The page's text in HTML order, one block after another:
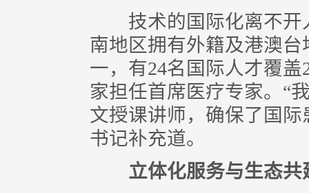
技术的国际化离不开
南地区拥有外籍及港澳
一，有24名国际人才覆
家担任首席医疗专家。“
文授课讲师，确保了国
书记补充道。
立体化服务与生态共